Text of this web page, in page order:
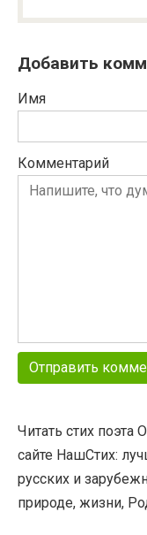
Добавить
Имя
Комментарий
Читать стих поэта
сайте НашСтих:
русских и
природе, жизни,